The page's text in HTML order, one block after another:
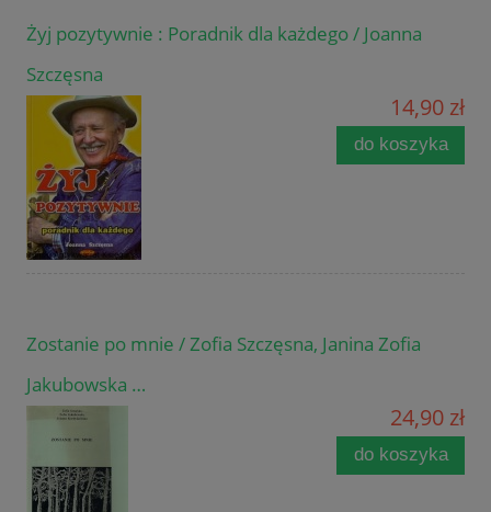
Żyj pozytywnie : Poradnik dla każdego / Joanna
Szczęsna
14,90 zł
do koszyka
Zostanie po mnie / Zofia Szczęsna, Janina Zofia
Jakubowska …
24,90 zł
do koszyka